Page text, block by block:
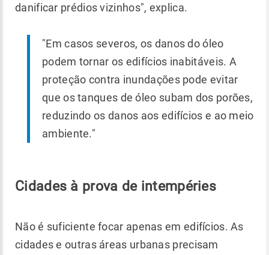
danificar prédios vizinhos", explica.
"Em casos severos, os danos do óleo
podem tornar os edifícios inabitáveis. A
proteção contra inundações pode evitar
que os tanques de óleo subam dos porões,
reduzindo os danos aos edifícios e ao meio
ambiente."
Cidades à prova de intempéries
Não é suficiente focar apenas em edifícios. As
cidades e outras áreas urbanas precisam